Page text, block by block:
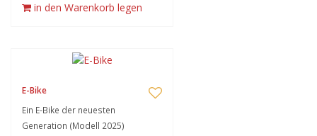
in den Warenkorb legen
E-Bike
Ein E-Bike der neuesten
Generation (Modell 2025)